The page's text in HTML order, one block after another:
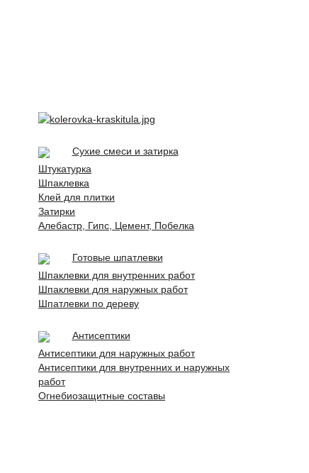
Сухие смеси и затирка
Штукатурка
Шпаклевка
Клей для плитки
Затирки
Алебастр, Гипс, Цемент, Побелка
Готовые шпатлевки
Шпаклевки для внутренних работ
Шпаклевки для наружных работ
Шпатлевки по дереву
Антисептики
Антисептики для наружных работ
Антисептики для внутренних и наружных
работ
Огнебиозащитные составы